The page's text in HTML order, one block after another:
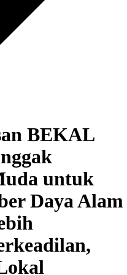
BEKAL
untuk
Daya Alam